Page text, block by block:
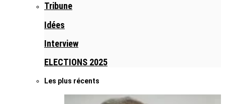
Tribune
Idées
Interview
ELECTIONS 2025
Les plus récents